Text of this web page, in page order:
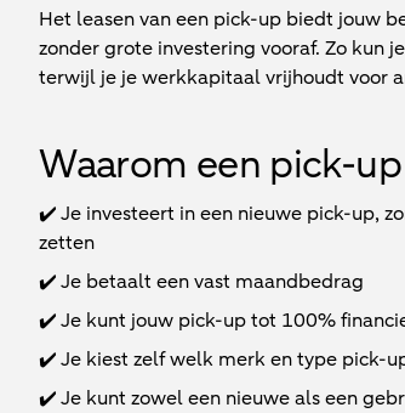
Het leasen van een pick-up biedt jouw
zonder grote investering vooraf. Zo kun
terwijl je je werkkapitaal vrijhoudt voor
Waarom een pick-
✔️ Je investeert in een nieuwe pick-up,
zetten
✔️ Je betaalt een vast maandbedrag
✔️ Je kunt jouw pick-up tot 100%
✔️ Je kiest zelf welk merk en type pick-
✔️ Je kunt zowel een nieuwe als een